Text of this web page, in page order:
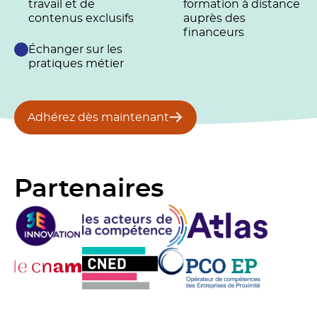
travail et de
contenus exclusifs
Échanger sur les
pratiques métier
formation à distance
auprès des
financeurs
Adhérez dès maintenant
Partenaires